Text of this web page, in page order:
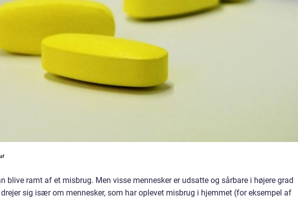
blive ramt af et misbrug. Men visse mennesker er udsatte og sårbare i højere grad
sig især om mennesker, som har oplevet misbrug i hjemmet (for eksempel af